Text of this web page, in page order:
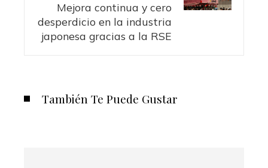
Mejora continua y cero
desperdicio en la industria
japonesa gracias a la RSE
También Te Puede Gustar